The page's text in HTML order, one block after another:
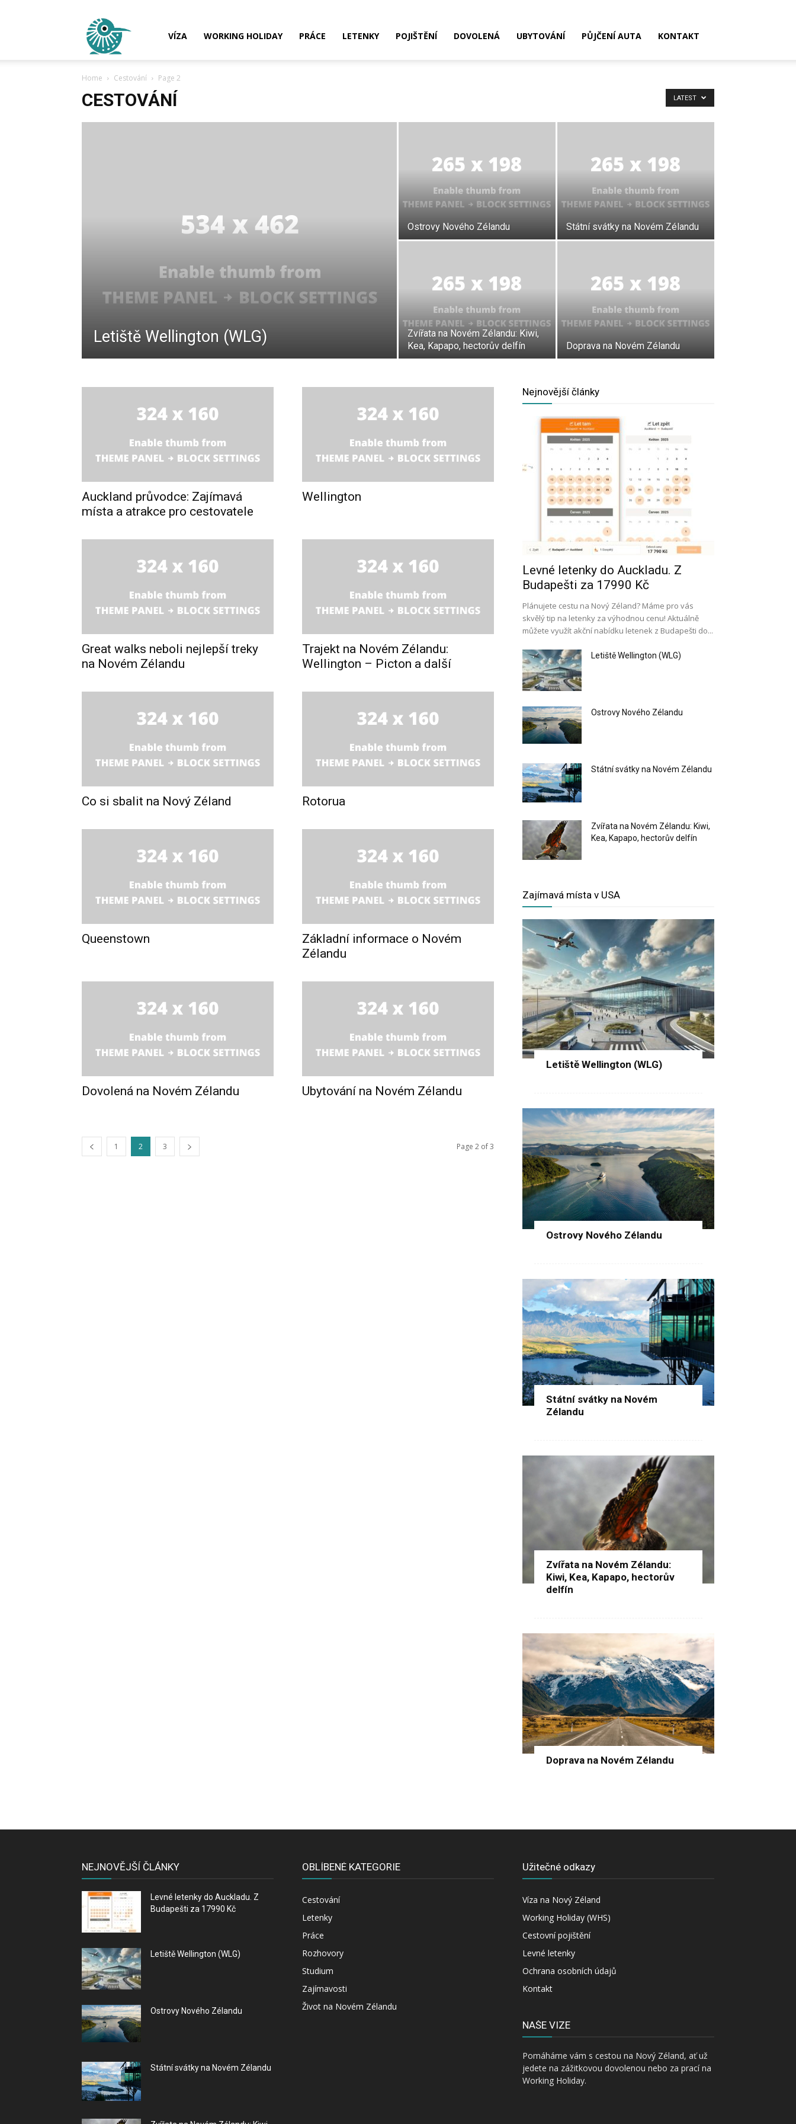
Zéland
Pojištění,
VÍZA WORKING HOLIDAY PRÁCE LETENKY POJIŠTĚNÍ DOVOLENÁ UBYTOVÁNÍ PŮJČENÍ AUTA KONTAKT
Home Cestování Page 2
CESTOVÁNÍ LATEST
Letiště Wellington (WLG)
Ostrovy Nového Zélandu Státní svátky na Novém Zélandu
Zvířata na Novém Zélandu: Kiwi,
Kea, Kapapo, hectorův delfín
Doprava na Novém Zélandu
Auckland průvodce: Zajímavá
místa a atrakce pro cestovatele
Wellington
Great walks neboli nejlepší treky
na Novém Zélandu
Trajekt na Novém Zélandu:
Wellington – Picton a další
Co si sbalit na Nový Zéland Rotorua
Queenstown
Základní informace o Novém
Zélandu
Dovolená na Novém Zélandu Ubytování na Novém Zélandu
1 2 3 Page 2 of 3
Nejnovější články
Levné letenky do Auckladu. Z
Budapešti za 17990 Kč
Plánujete cestu na Nový Zéland? Máme pro vás
skvělý tip na letenky za výhodnou cenu! Aktuálně
můžete využít akční nabídku letenek z Budapešti do...
Letiště Wellington (WLG)
Ostrovy Nového Zélandu
Státní svátky na Novém Zélandu
Zvířata na Novém Zélandu: Kiwi,
Kea, Kapapo, hectorův delfín
Zajímavá místa v USA
Letiště Wellington (WLG)
Ostrovy Nového Zélandu
Státní svátky na Novém
Zélandu
Zvířata na Novém Zélandu:
Kiwi, Kea, Kapapo, hectorův
delfín
Doprava na Novém Zélandu
NEJNOVĚJŠÍ ČLÁNKY
Levné letenky do Auckladu. Z
Budapešti za 17990 Kč
Letiště Wellington (WLG)
Ostrovy Nového Zélandu
Státní svátky na Novém Zélandu
OBLÍBENÉ KATEGORIE
Cestování
Letenky
Práce
Rozhovory
Studium
Zajímavosti
Život na Novém Zélandu
Užitečné odkazy
Víza na Nový Zéland
Working Holiday (WHS)
Cestovní pojištění
Levné letenky
Ochrana osobních údajů
Kontakt
NAŠE VIZE
Pomáháme vám s cestou na Nový Zéland, ať už
jedete na zážitkovou dovolenou nebo za prací na
Working Holiday.